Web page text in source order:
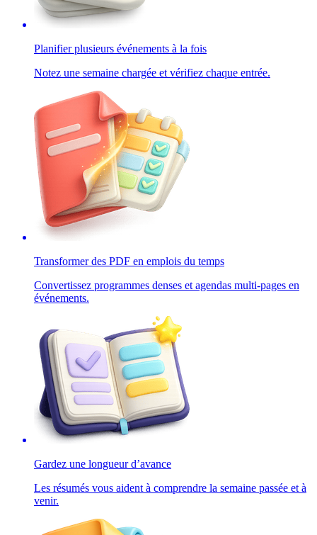
Planifier plusieurs événements à la fois
Notez une semaine chargée et vérifiez chaque entrée.
Transformer des PDF en emplois du temps
Convertissez programmes denses et agendas multi-pages en
événements.
Gardez une longueur d’avance
Les résumés vous aident à comprendre la semaine passée et à
venir.